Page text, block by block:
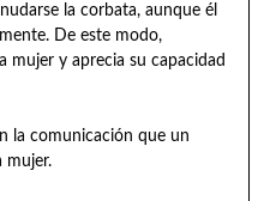
la corbata, aunque él
De este modo,
mujer y aprecia su capacidad
la comunicación que un
mujer.